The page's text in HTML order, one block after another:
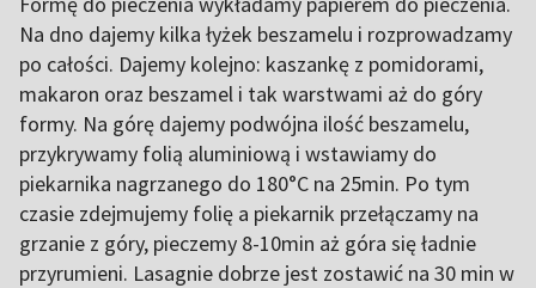
Na dno dajemy kilka łyżek beszamelu i rozprowadzamy
po całości. Dajemy kolejno: kaszankę z pomidorami,
makaron oraz beszamel i tak warstwami aż do góry
formy. Na górę dajemy podwójna ilość beszamelu,
przykrywamy folią aluminiową i wstawiamy do
piekarnika nagrzanego do 180°C na 25min. Po tym
czasie zdejmujemy folię a piekarnik przełączamy na
grzanie z góry, pieczemy 8-10min aż góra się ładnie
przyrumieni. Lasagnie dobrze jest zostawić na 30 min w